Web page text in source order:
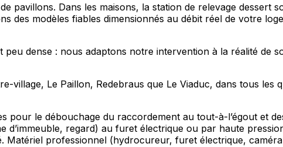
pavillons. Dans les maisons, la station de relevage dessert
des modèles fiables dimensionnés au débit réel de votre
dense : nous adaptons notre intervention à la réalité de
village, Le Paillon, Redebraus que Le Viaduc, dans tous
pour le débouchage du raccordement au tout-à-l’égout et
d’immeuble, regard) au furet électrique ou par haute
Matériel professionnel (hydrocureur, furet électrique,